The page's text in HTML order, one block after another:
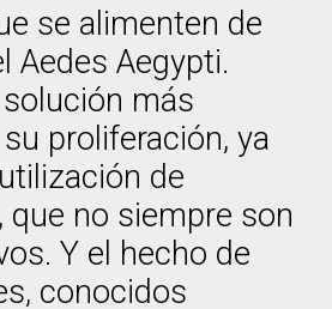
se alimenten de
Aedes Aegypti.
más
proliferación, ya
de
que no siempre son
Y el hecho de
conocidos